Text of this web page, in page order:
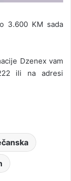
3.600 KM sada
Dzenex vam
ili na adresi